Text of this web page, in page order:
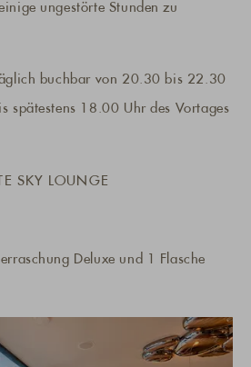
ungestörte Stunden zu
buchbar von 20.30 bis 22.30
spätestens 18.00 Uhr des Vortages
SKY LOUNGE
Deluxe und 1 Flasche